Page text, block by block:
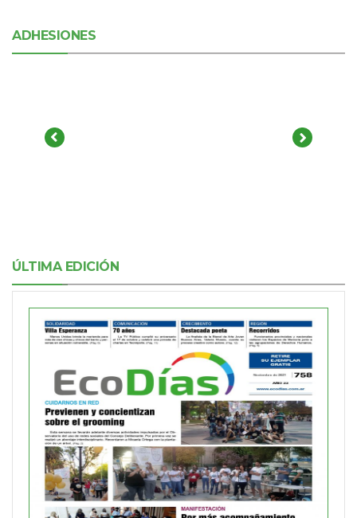
ADHESIONES
ÚLTIMA EDICIÓN